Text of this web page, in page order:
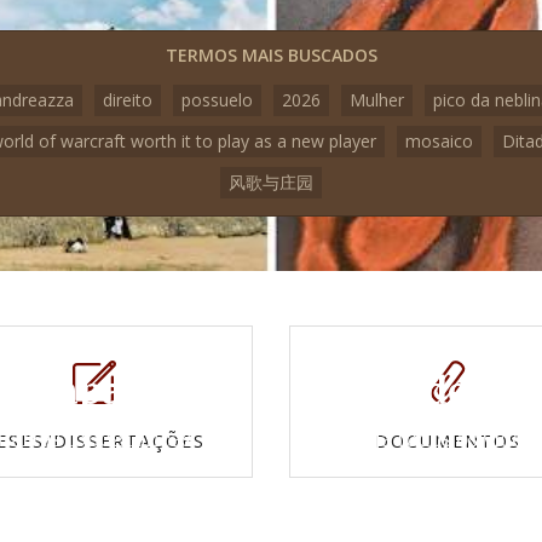
TERMOS MAIS BUSCADOS
direito possuelo 2026 Mulher
pico da
of warcraft worth it to play as a new player
mosaico
风歌与庄园
DISSERTAÇÕES DOCUMENTOS
Mapas e
topográficas
Vídeos
Veja todos os vídeos